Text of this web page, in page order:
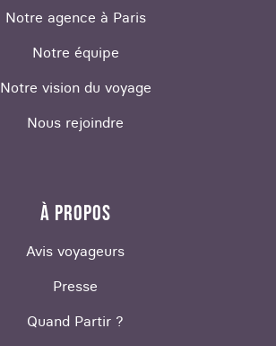
Notre agence à Paris
Notre équipe
Notre vision du voyage
Nous rejoindre
À PROPOS
Avis voyageurs
Presse
Quand Partir ?